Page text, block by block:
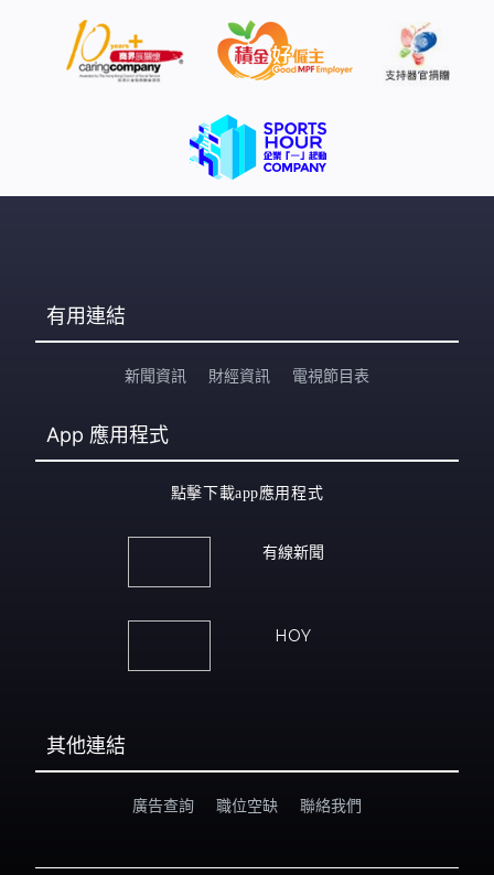
有用連結
新聞資訊 財經資訊 電視節目表
App 應用程式
點擊下載app應用程式
有線新聞
HOY
其他連結
廣告查詢 職位空缺 聯絡我們